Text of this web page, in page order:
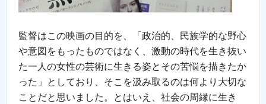
監督はこの映画の目的を、「政治的、民族学的な野心
や意図をもったものではなく、激動の時代を生き抜い
た一人の女性の芸術に生きる姿とその苦悩を描きたか
った」としており、そこを汲み取るのは何より大切な
ことだと思いました。とはいえ、社会の周縁に生き